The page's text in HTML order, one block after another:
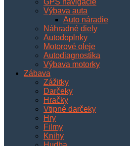
GPS navigácie
Výbava auta
Auto náradie
Náhradné diely
Autodoplnky
Motorové oleje
Autodiagnostika
Výbava motorky
Zábava
Zážitky
Darčeky
Hračky
Vtipné darčeky
Hry
Filmy
Knihy